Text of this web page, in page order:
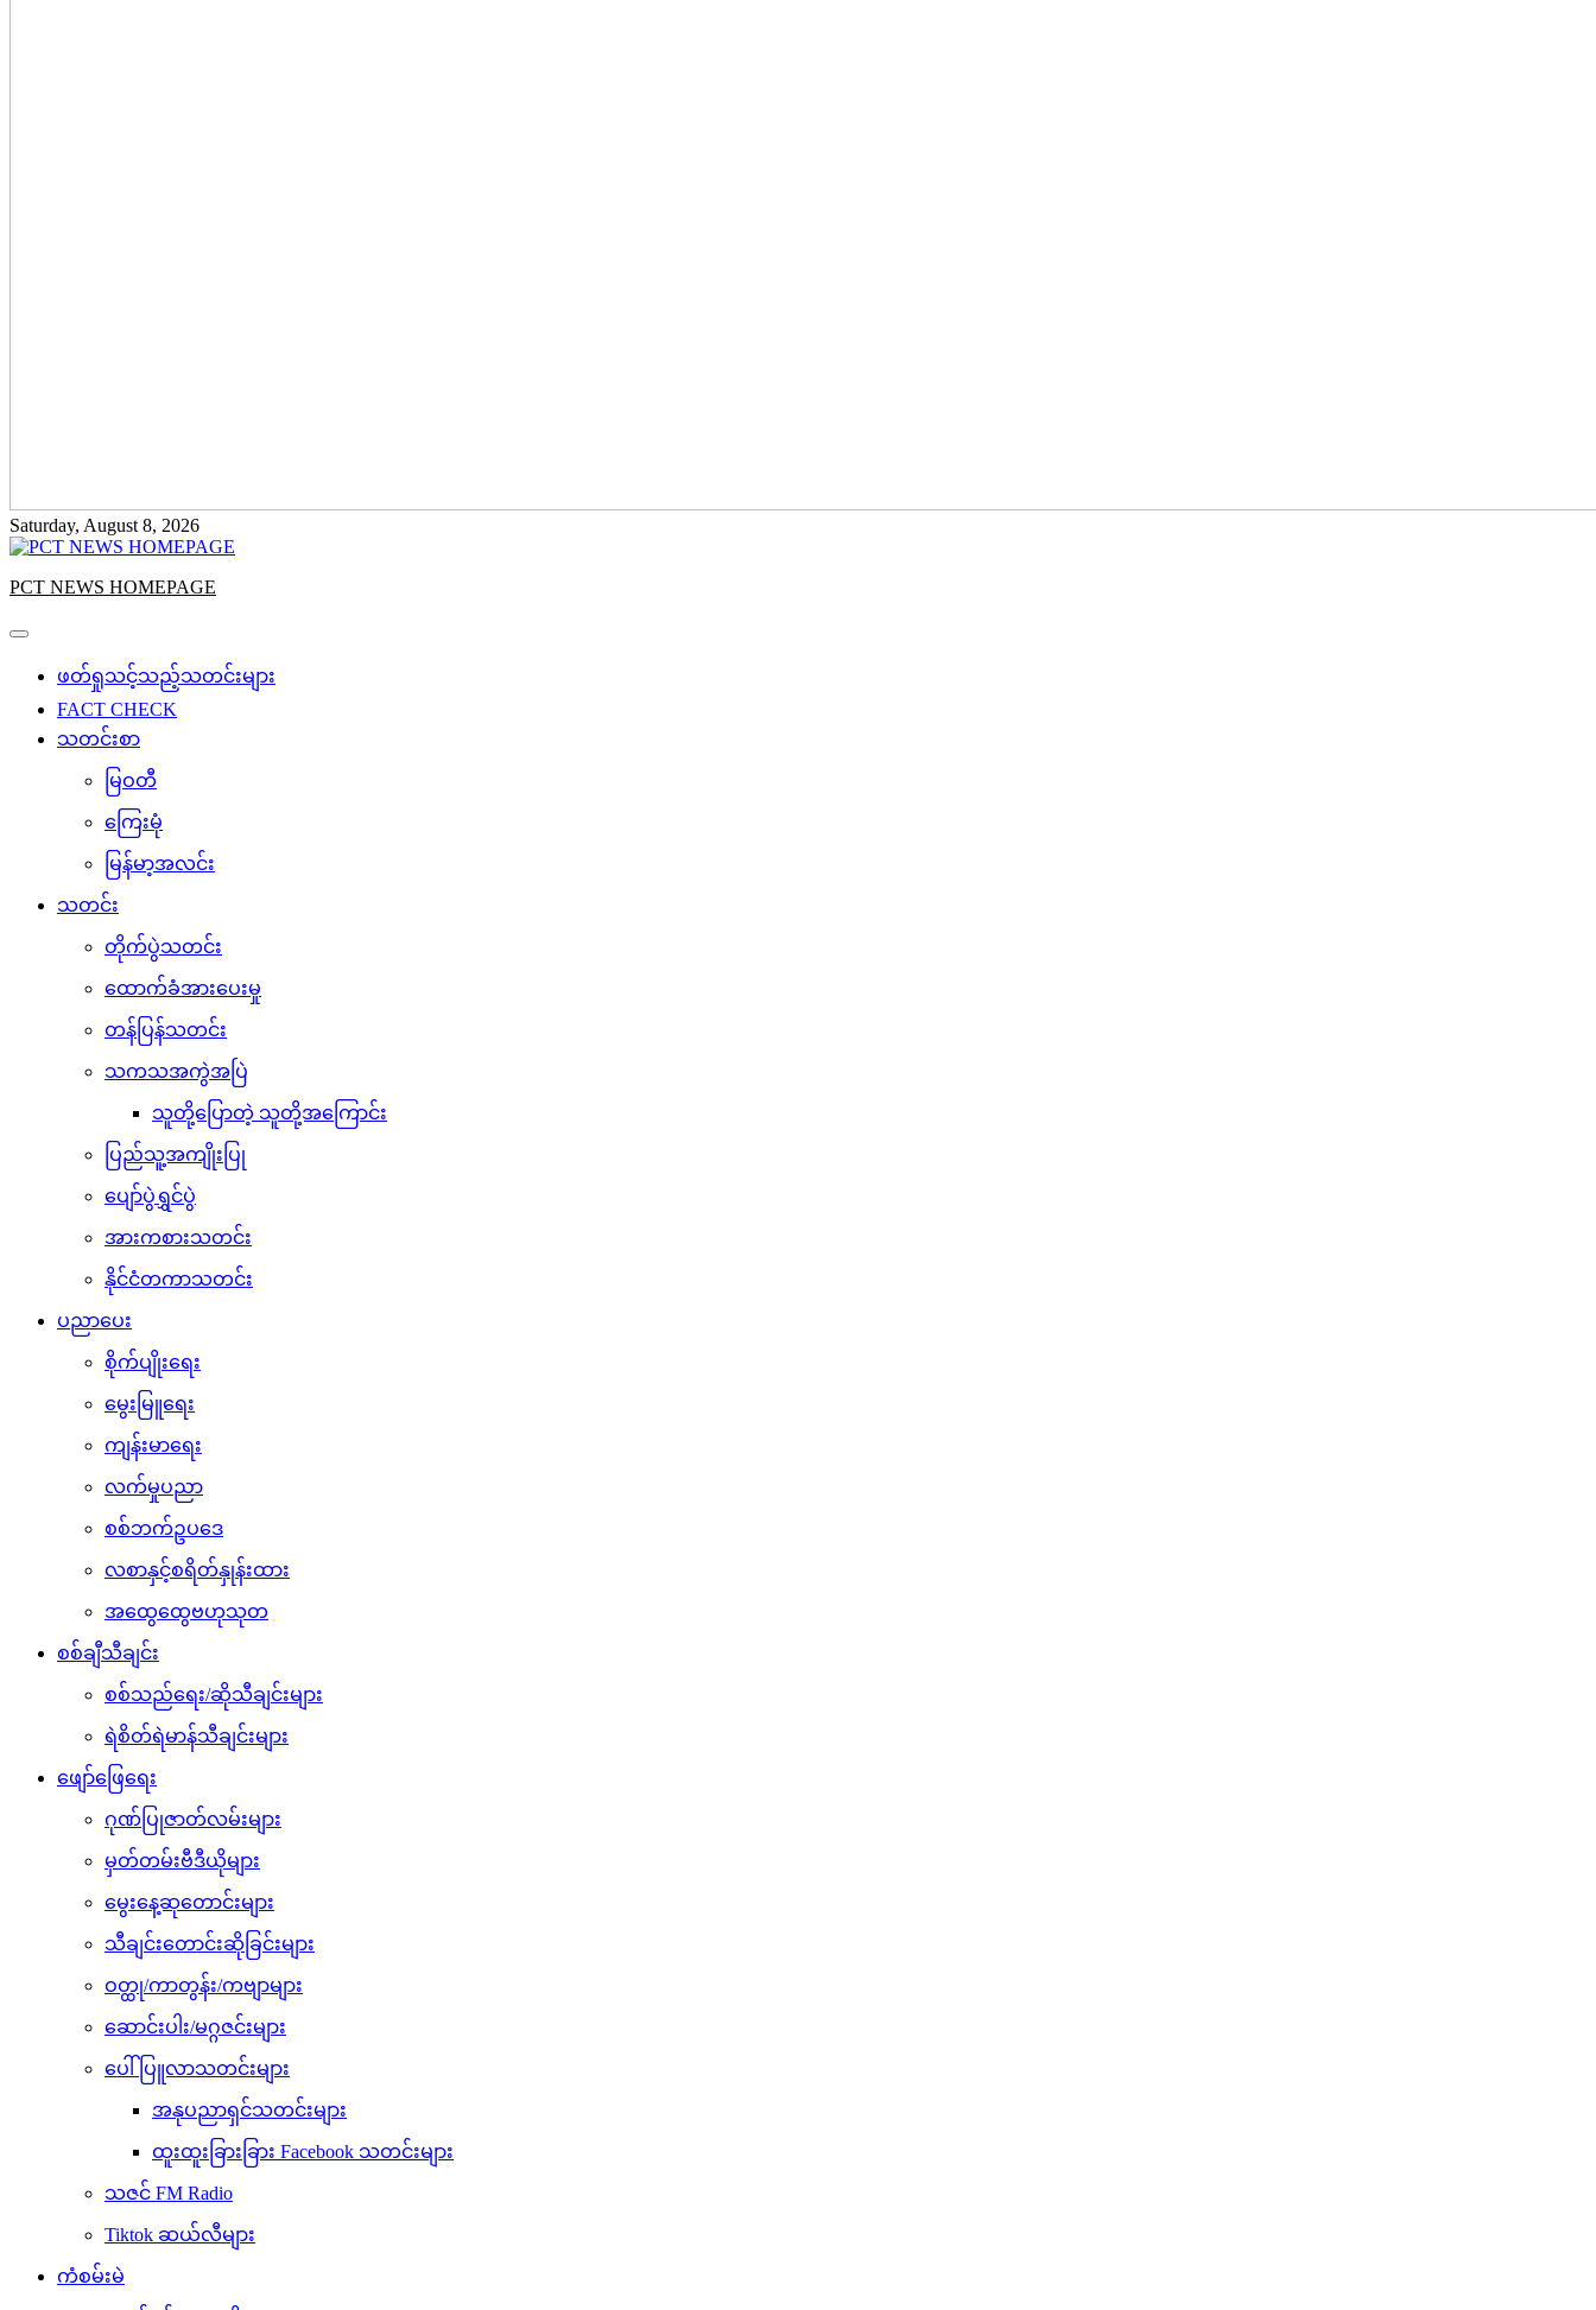
Saturday, August 8, 2026
PCT NEWS HOMEPAGE
ဖတ်ရှုသင့်သည့်သတင်းများ
FACT CHECK
သတင်းစာ
မြဝတီ
ကြေးမုံ
မြန်မာ့အလင်း
သတင်း
တိုက်ပွဲသတင်း
ထောက်ခံအားပေးမှု
တန်ပြန်သတင်း
သကသအကွဲအပြဲ
သူတို့ပြောတဲ့ သူတို့အကြောင်း
ပြည်သူ့အကျိုးပြု
ပျော်ပွဲရွှင်ပွဲ
အားကစားသတင်း
နိုင်ငံတကာသတင်း
ပညာပေး
စိုက်ပျိုးရေး
မွေးမြူရေး
ကျန်းမာရေး
လက်မှုပညာ
စစ်ဘက်ဥပဒေ
လစာနှင့်စရိတ်နှုန်းထား
အထွေထွေဗဟုသုတ
စစ်ချီသီချင်း
စစ်သည်ရေး/ဆိုသီချင်းများ
ရဲစိတ်ရဲမာန်သီချင်းများ
ဖျော်ဖြေရေး
ဂုဏ်ပြုဇာတ်လမ်းများ
မှတ်တမ်းဗီဒီယိုများ
မွေးနေ့ဆုတောင်းများ
သီချင်းတောင်းဆိုခြင်းများ
ဝတ္ထု/ကာတွန်း/ကဗျာများ
ဆောင်းပါး/မဂ္ဂဇင်းများ
ပေါ်ပြူလာသတင်းများ
အနုပညာရှင်သတင်းများ
ထူးထူးခြားခြား Facebook သတင်းများ
သဇင် FM Radio
Tiktok ဆယ်လီများ
ကံစမ်းမဲ